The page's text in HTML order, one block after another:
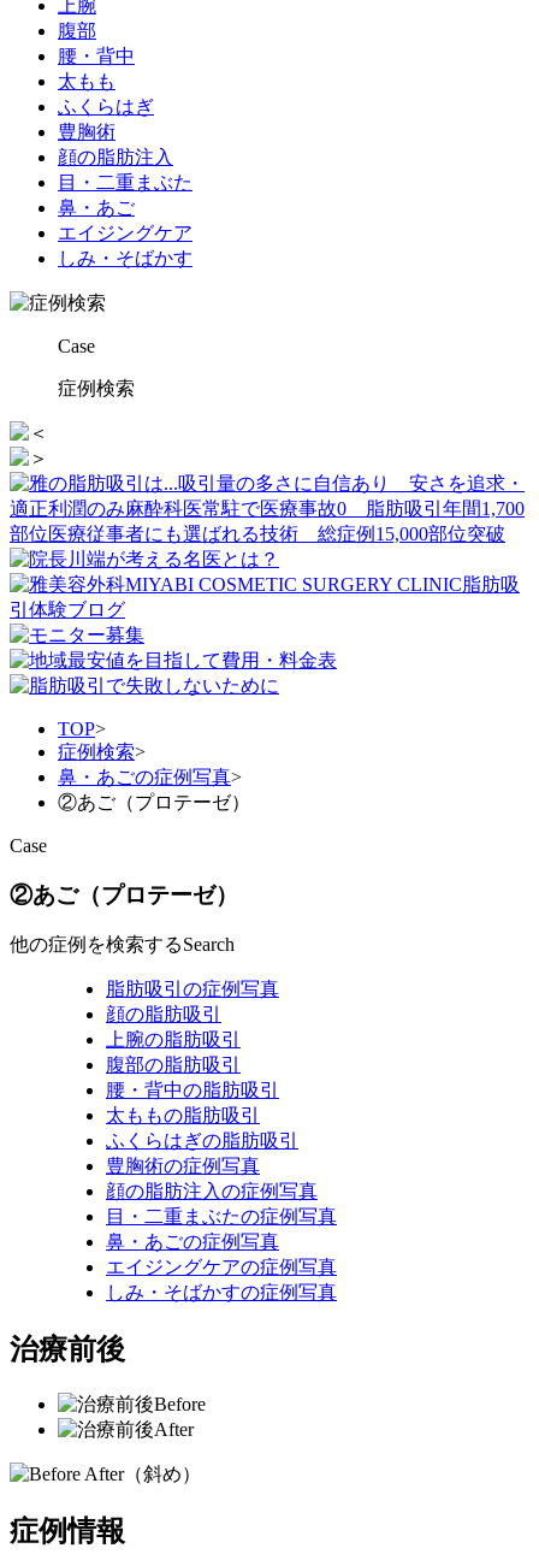
上腕
腹部
腰・背中
太もも
ふくらはぎ
豊胸術
顔の脂肪注入
目・二重まぶた
鼻・あご
エイジングケア
しみ・そばかす
Case
症例検索
TOP>
症例検索>
鼻・あごの症例写真>
②あご（プロテーゼ）
Case
②あご（プロテーゼ）
他の症例を検索するSearch
脂肪吸引の症例写真
顔の脂肪吸引
上腕の脂肪吸引
腹部の脂肪吸引
腰・背中の脂肪吸引
太ももの脂肪吸引
ふくらはぎの脂肪吸引
豊胸術の症例写真
顔の脂肪注入の症例写真
目・二重まぶたの症例写真
鼻・あごの症例写真
エイジングケアの症例写真
しみ・そばかすの症例写真
治療前後
Before
After
症例情報